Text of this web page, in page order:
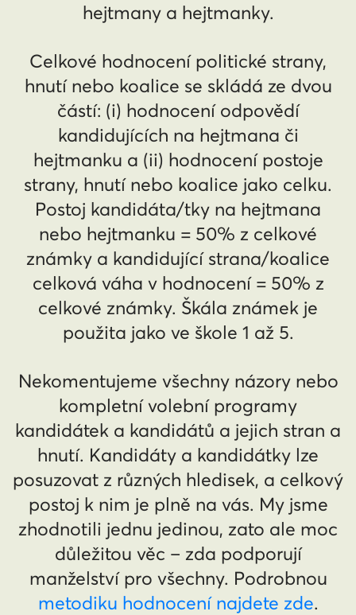
hejtmany a hejtmanky.
Celkové hodnocení politické strany,
hnutí nebo koalice se skládá ze dvou
částí: (i) hodnocení odpovědí
kandidujících na hejtmana či
hejtmanku a (ii) hodnocení postoje
strany, hnutí nebo koalice jako celku.
Postoj kandidáta/tky na hejtmana
nebo hejtmanku = 50% z celkové
známky a kandidující strana/koalice
celková váha v hodnocení = 50% z
celkové známky. Škála známek je
použita jako ve škole 1 až 5.
Nekomentujeme všechny názory nebo
kompletní volební programy
kandidátek a kandidátů a jejich stran a
hnutí. Kandidáty a kandidátky lze
posuzovat z různých hledisek, a celkový
postoj k nim je plně na vás. My jsme
zhodnotili jednu jedinou, zato ale moc
důležitou věc – zda podporují
manželství pro všechny. Podrobnou
metodiku hodnocení najdete zde.